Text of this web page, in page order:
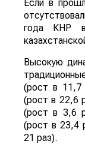
Если в
года КНР
Высокую
(рост в
(рост в 22,6
(рост в 3,6
(рост в 23,4
21 раз).